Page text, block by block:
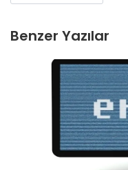
Benzer Yazılar